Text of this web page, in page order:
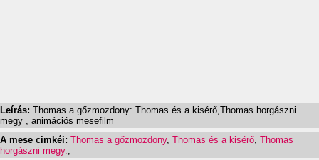
Leírás: Thomas a gőzmozdony: Thomas és a kisérő,Thomas horgászni
megy , animációs mesefilm
A mese cimkéi: Thomas a gőzmozdony, Thomas és a kisérő Thomas
horgászni megy.